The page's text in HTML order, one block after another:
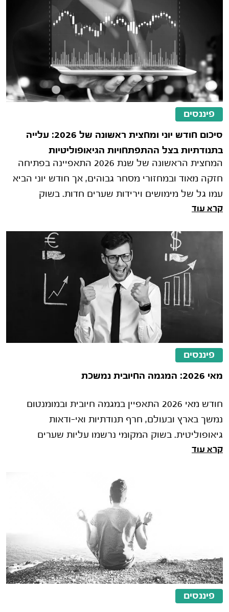
פיננסים
סיכום חודש יוני ומחצית ראשונה של 2026: עלייה
בתנודתיות בצל ההתפתחויות הגיאופוליטיות
המחצית הראשונה של שנת 2026 התאפיינה בפתיחה
חזקה מאוד ובמחזורי מסחר גבוהים, אך חודש יוני הביא
עמו גל של מימושים וירידות שערים חדות. בשוק
המקומי, הירידות הושפעו בעיקר מה�
קרא עוד
פיננסים
מאי 2026: המגמה החיובית נמשכת
חודש מאי 2026 התאפיין במגמה חיובית ובמומנטום
נמשך בארץ ובעולם, חרף תנודתיות ואי-ודאות
גיאופוליטית. בשוק המקומי נרשמו עליות שערים
במדדים המובילים, בין היתר לאור החלטת �
קרא עוד
פיננסים